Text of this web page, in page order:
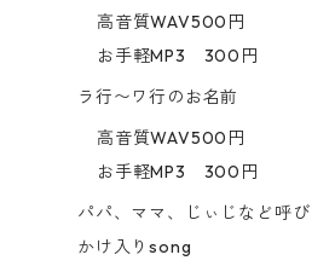
高音質WAV500円
お手軽MP3 300円
ラ行〜ワ行のお名前
高音質WAV500円
お手軽MP3 300円
パパ、ママ、じぃじなど呼び
かけ入りsong